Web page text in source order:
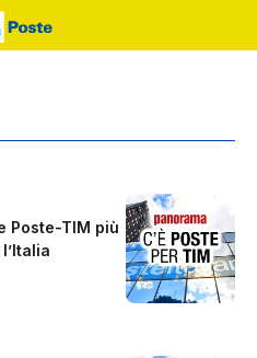
Poste-TIM più